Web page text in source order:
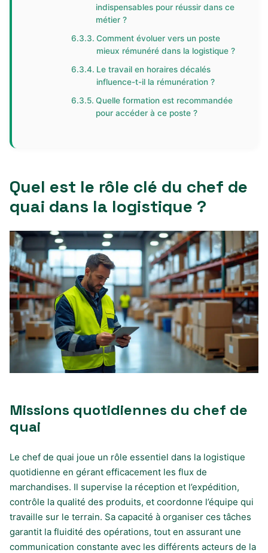
indispensables pour réussir dans ce
métier ?
Comment évoluer vers un poste
mieux rémunéré dans la logistique ?
Le travail en horaires décalés
influence-t-il la rémunération ?
Quelle formation est recommandée
pour accéder à ce poste ?
Quel est le rôle clé du chef de
quai dans la logistique ?
Missions quotidiennes du chef de
quai
Le chef de quai joue un rôle essentiel dans la logistique
quotidienne en gérant efficacement les flux de
marchandises. Il supervise la réception et l’expédition,
contrôle la qualité des produits, et coordonne l’équipe qui
travaille sur le terrain. Sa capacité à organiser ces tâches
garantit la fluidité des opérations, tout en assurant une
communication constante avec les différents acteurs de la